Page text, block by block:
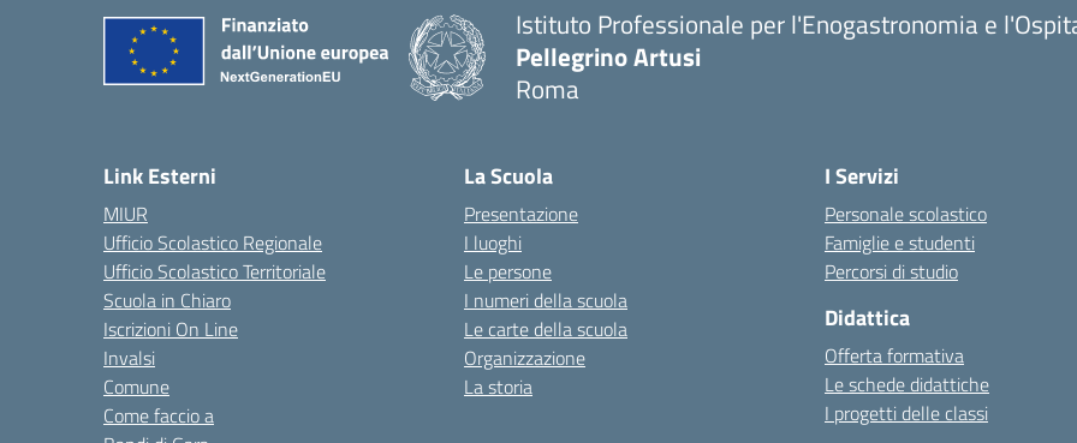
Istituto Professionale per l'Enogastronomia e
Pellegrino Artusi
Roma
Link Esterni
MIUR
Ufficio Scolastico Regionale
Ufficio Scolastico Territoriale
Scuola in Chiaro
Iscrizioni On Line
Invalsi
Comune
Come faccio a
La Scuola
Presentazione
I luoghi
Le persone
I numeri della scuola
Le carte della scuola
Organizzazione
La storia
I Servizi
Personale scolastico
Famiglie e studenti
Percorsi di studio
Didattica
Offerta formativa
Le schede didattiche
I progetti delle classi